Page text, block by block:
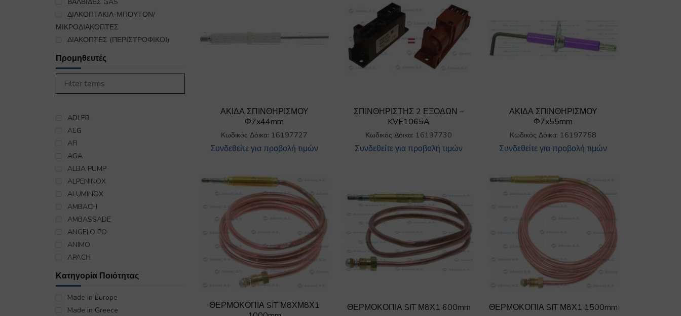
ΒΑΛΒΙΔΕΣ GAS
ΔΙΑΚΟΠΤΑΚΙΑ-ΜΠΟΥΤΟΝ/
ΜΙΚΡΟΔΙΑΚΟΠΤΕΣ
ΔΙΑΚΟΠΤΕΣ (ΠΕΡΙΣΤΡΟΦΙΚΟΙ)
ΔΙΑΚΟΠΤΕΣ(ΡΥΘΜΙΣΤΕΣ
ΕΝΕΡΓΕΙΑΣ-ΖΙΜΕΝΣΤΑΤΕΣ)
ΗΛΕΚΤΡΟΝΙΚΑ ΟΡΓΑΝΑ
ΘΕΡΜΟΚΟΠΙΕΣ
ΘΕΡΜΟΜΕΤΡΑ-
ΘΕΡΜΟΡΥΘΜΙΣΤΕΣ
ΘΕΡΜΟΣΤΑΤΕΣ ΑΣΦΑΛΕΙΑΣ
ΘΕΡΜΟΣΤΑΤΕΣ ΛΕΙΤΟΥΡΓΙΑΣ
ΚΛΕΙΣΤΡΑ
ΚΟΥΜΠΙΑ
ΛΥΧΝΙΕΣ-ΝΤΟΥΙ
ΜΑΓΝΗΤΙΚΑ-ΗΛΕΚΤΡΟΜΑΓΝΗΤΕΣ
ΜΕΤΑΣΧΗΜΑΤΙΣΤΕΣ
ΜΟΤΕΡ
ΜΠΟΥΤΟΝΙΕΡΕΣ-ΠΛΗΚΤΡΟΛΟΓΙΑ
ΠΙΛΟΤΟΙ-ΕΞΑΡΤΗΜΑΤΑ
ΠΛΑΚΕΤΕΣ
Προμηθευτές
ADLER
AEG
AFI
AGA
ALBA PUMP
ALPENINOX
ALUMINOX
AMBACH
AMBASSADE
ANGELO PO
ANIMO
APACH
ARCELIK BEKO
ARISTARCO
ARISTON
ARRIS CATERING EQUIPMENT SRL
Κατηγορία Ποιότητας
Made in Europe
Made in Greece
ΑΚΙΔΑ ΣΠΙΝΘΗΡΙΣΜΟΥ
Φ7x44mm
Κωδικός Δόικα: 16197727
Συνδεθείτε για προβολή τιμών
ΣΠΙΝΘΗΡΙΣΤΗΣ 2 ΕΞΟΔΩΝ –
KVE1065A
Κωδικός Δόικα: 16197730
Συνδεθείτε για προβολή τιμών
ΑΚΙΔΑ ΣΠΙΝΘΗΡΙΣΜΟΥ
Φ7x55mm
Κωδικός Δόικα: 16197758
Συνδεθείτε για προβολή τιμών
ΘΕΡΜΟΚΟΠΙΑ SIT Μ8ΧΜ8Χ1
ΘΕΡΜΟΚΟΠΙΑ SIT Μ8Χ1 600mm ΘΕΡΜΟΚΟΠΙΑ SIT Μ8Χ1 1500mm